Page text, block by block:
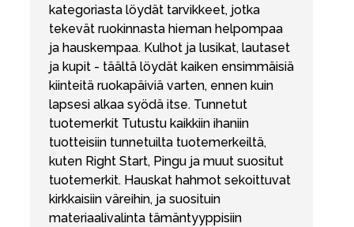
kategoriasta löydät tarvikkeet, jotka
tekevät ruokinnasta hieman helpompaa
ja hauskempaa. Kulhot ja lusikat, lautaset
ja kupit - täältä löydät kaiken ensimmäisiä
kiinteitä ruokapäiviä varten, ennen kuin
lapsesi alkaa syödä itse. Tunnetut
tuotemerkit Tutustu kaikkiin ihaniin
tuotteisiin tunnetuilta tuotemerkeiltä,
kuten Right Start, Pingu ja muut suositut
tuotemerkit. Hauskat hahmot sekoittuvat
kirkkaisiin väreihin, ja suosituin
materiaalivalinta tämäntyyppisiin